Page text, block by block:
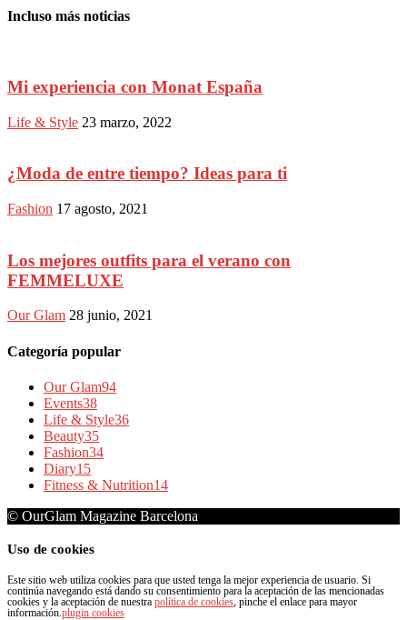
Incluso más noticias
Mi experiencia con Monat España
Life & Style 23 marzo, 2022
¿Moda de entre tiempo? Ideas para ti
Fashion 17 agosto, 2021
Los mejores outfits para el verano con
FEMMELUXE
Our Glam 28 junio, 2021
Categoría popular
Our Glam94
Events38
Life & Style36
Beauty35
Fashion34
Diary15
Fitness & Nutrition14
© OurGlam Magazine Barcelona
Uso de cookies
Este sitio web utiliza cookies para que usted tenga la mejor experiencia de usuario. Si
continúa navegando está dando su consentimiento para la aceptación de las mencionadas
cookies y la aceptación de nuestra política de cookies, pinche el enlace para mayor
información.plugin cookies